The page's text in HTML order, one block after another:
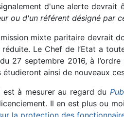
d'une alerte devrait
ou d'un référent désigné par
mixte paritaire devrait
Le Chef de l’Etat a
27 septembre 2016, à
étudieront ainsi de nouveaux
est à mesurer au regard du
Il en est plus ou
la protection des